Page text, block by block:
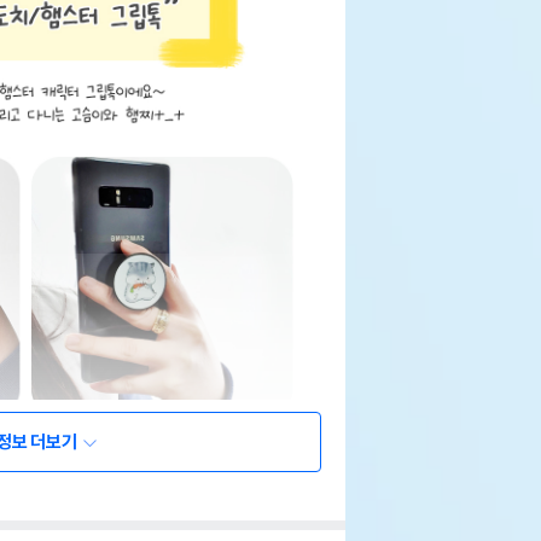
보 더보기